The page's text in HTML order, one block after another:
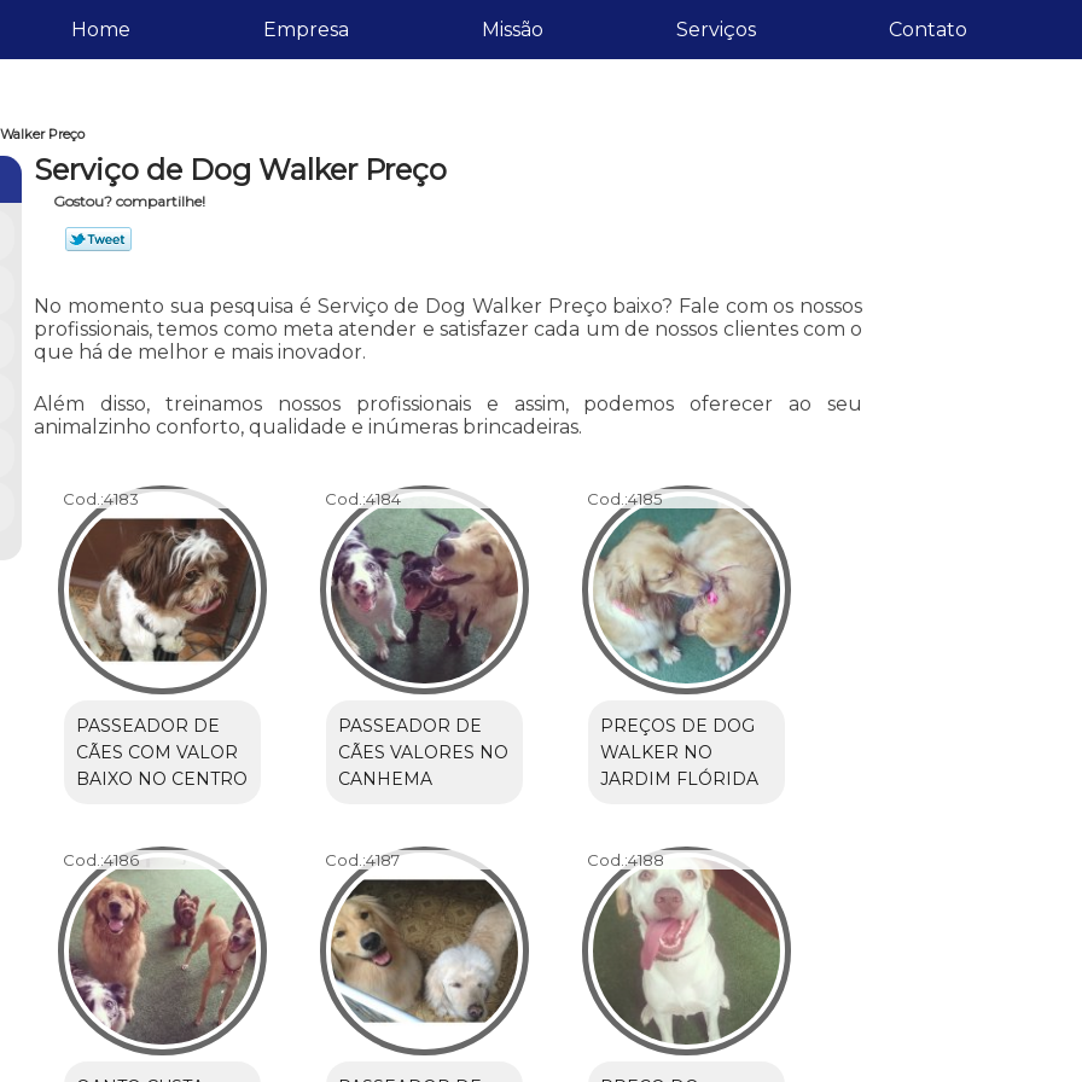
Home Empresa Missão Serviços Contato
Preço
Serviço de Dog Walker Preço
Gostou? compartilhe!
No momento sua pesquisa é Serviço de Dog Walker Preço baixo? Fale com os nossos
profissionais, temos como meta atender e satisfazer cada um de nossos clientes com o
que há de melhor e mais inovador.
Além disso, treinamos nossos profissionais e assim, podemos oferecer ao seu
animalzinho conforto, qualidade e inúmeras brincadeiras.
Cod.:4183
PASSEADOR DE
CÃES COM VALOR
BAIXO NO CENTRO
Cod.:4184
PASSEADOR DE
CÃES VALORES NO
CANHEMA
Cod.:4185
PREÇOS DE DOG
WALKER NO
JARDIM FLÓRIDA
Cod.:4186 Cod.:4187 Cod.:4188